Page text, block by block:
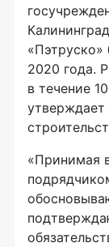
«Пэтруско»
2020 года.
в течение
утверждает
«Принимая